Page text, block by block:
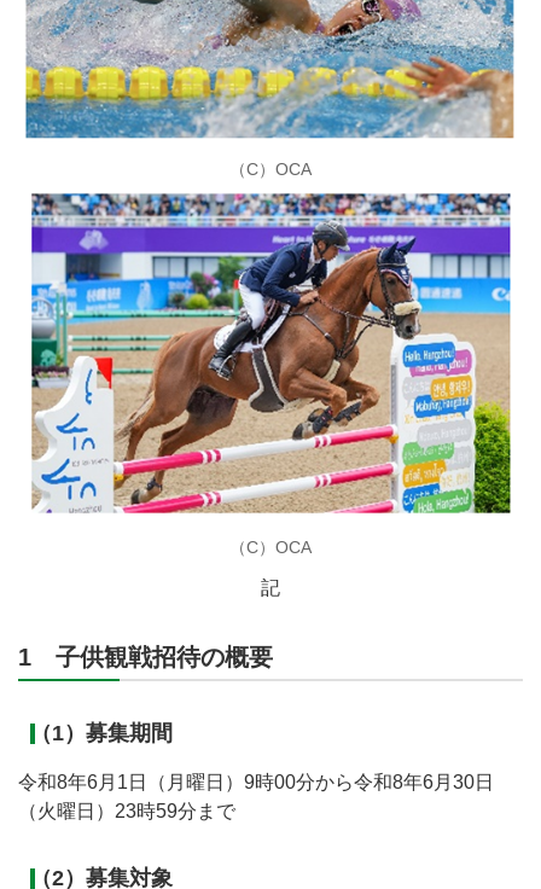
（C）OCA
（C）OCA
記
1 子供観戦招待の概要
（1）募集期間
令和8年6月1日（月曜日）9時00分から令和8年6月30日
（火曜日）23時59分まで
（2）募集対象